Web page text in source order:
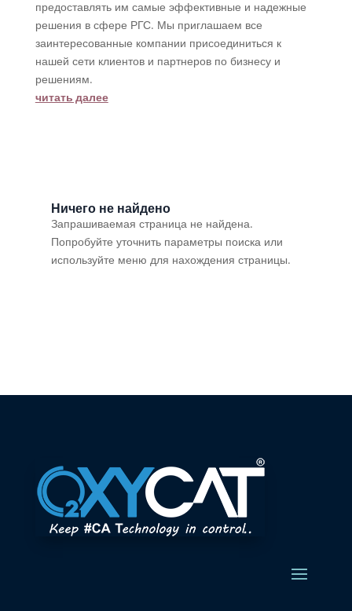
предоставлять им самые эффективные и надежные
решения в сфере РГС. Мы приглашаем все
заинтересованные компании присоединиться к
нашей сети клиентов и партнеров по бизнесу и
решениям.
читать далее
Ничего не найдено
Запрашиваемая страница не найдена.
Попробуйте уточнить параметры поиска или
используйте меню для нахождения страницы.